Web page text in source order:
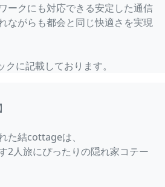
ークにも対応できる安定した通信
ながらも都会と同じ快適さを実現
に記載しております。
た結cottageは、
2人旅にぴったりの隠れ家コテー